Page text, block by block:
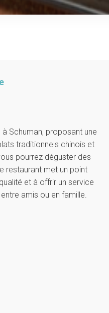
à Schuman, proposant une
traditionnels chinois et
pourrez déguster des
restaurant met un point
et à offrir un service
amis ou en famille.